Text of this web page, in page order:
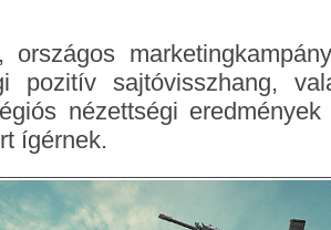
országos
pozitív sajtóvisszhang,
nézettségi
ígérnek.